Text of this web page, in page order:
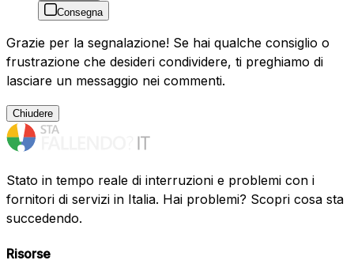
Consegna
Grazie per la segnalazione! Se hai qualche consiglio o
frustrazione che desideri condividere, ti preghiamo di
lasciare un messaggio nei commenti.
Chiudere
Stato in tempo reale di interruzioni e problemi con i
fornitori di servizi in Italia. Hai problemi? Scopri cosa sta
succedendo.
Risorse